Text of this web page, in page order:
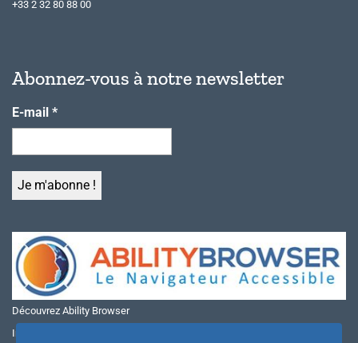
+33 2 32 80 88 00
Abonnez-vous à notre newsletter
E-mail *
Découvrez Ability Browser
Installer Ability Browser sur Windows